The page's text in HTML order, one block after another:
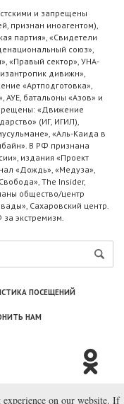
и запрещены
признан иноагентом),
партия», «Свидетели
союз»,
«Правый сектор», УНА-
дивижн»,
«Артподготовка»,
АУЕ, батальоны «Азов» и
«Движение
(ИГ, ИГИЛ),
«Аль-Каида в
В РФ признана
издания «Проект
«Дождь», «Медуза»,
The Insider,
общество/центр
Сахаровский центр.
экстремизм.
ПОСЕЩЕНИЙ
НАМ
2003—2026.
experience on our website. If